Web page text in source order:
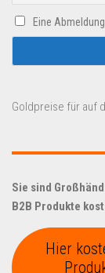
Eine
Goldpreise für auf
Sie sind
B2B Produkte
Hier